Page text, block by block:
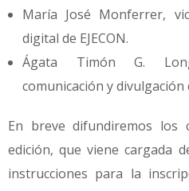
María José Monferrer,
digital de EJECON.
Ágata Timón G.
comunicación y divulgación
En breve difundiremos los
edición, que viene cargada
instrucciones para la